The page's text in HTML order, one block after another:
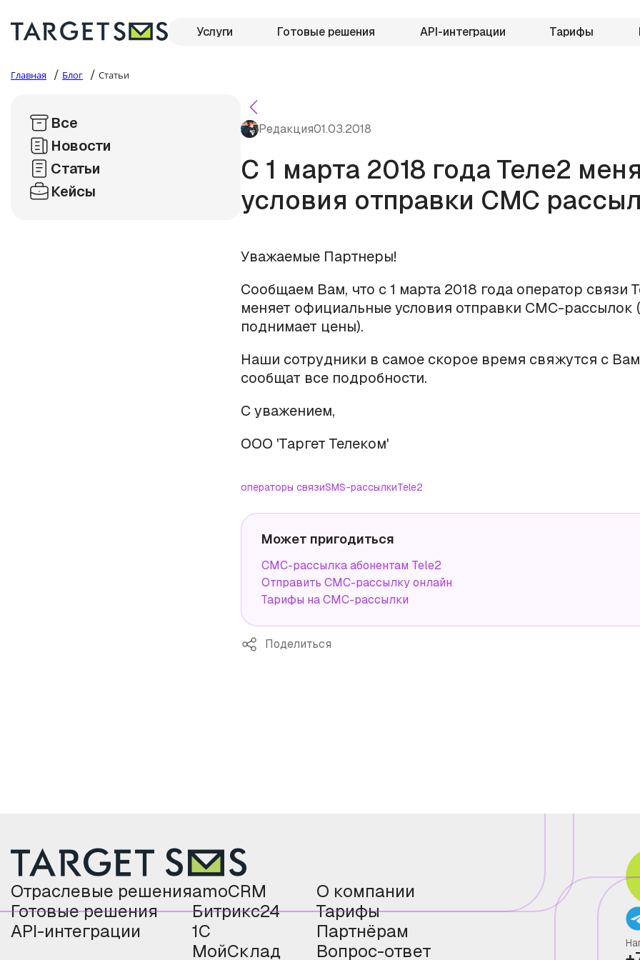
Услуги Готовые решения API-интеграции Тарифы
Главная / Блог / Статьи
Все
Новости
Статьи
Кейсы
Редакция01.03.2018
С 1 марта 2018 года Теле2
условия отправки СМС
Уважаемые Партнеры!
Сообщаем Вам, что с 1 марта 2018 года оператор связи
меняет официальные условия отправки СМС-рассылок
поднимает цены).
Наши сотрудники в самое скорое время свяжутся с
сообщат все подробности.
С уважением,
ООО 'Таргет Телеком'
операторы связиSMS-рассылкиTele2
Может пригодиться
СМС-рассылка абонентам Tele2
Отправить СМС-рассылку онлайн
Тарифы на СМС-рассылки
Поделиться
Отраслевые решения
Готовые решения
API-интеграции
amoCRM
Битрикс24
1С
МойСклад
О компании
Тарифы
Партнёрам
Вопрос-ответ